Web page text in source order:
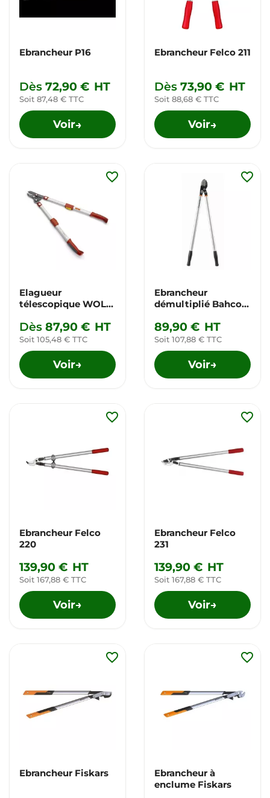
Ebrancheur P16
Dès 72,90 € HT
Soit 87,48 € TTC
Voir→
Ebrancheur Felco 211
Dès 73,90 € HT
Soit 88,68 € TTC
Voir→
Elagueur
télescopique WOLF
Dès 87,90 € HT
Soit 105,48 € TTC
Voir→
favorite_border
Ebrancheur
démultiplié Bahco
89,90 € HT
Soit 107,88 € TTC
Voir→
favorite_border
Ebrancheur Felco
220
139,90 € HT
Soit 167,88 € TTC
Voir→
favorite_border
Ebrancheur Felco
231
139,90 € HT
Soit 167,88 € TTC
Voir→
favorite_border
Ebrancheur Fiskars
favorite_border
Ebrancheur à
enclume Fiskars
favorite_border